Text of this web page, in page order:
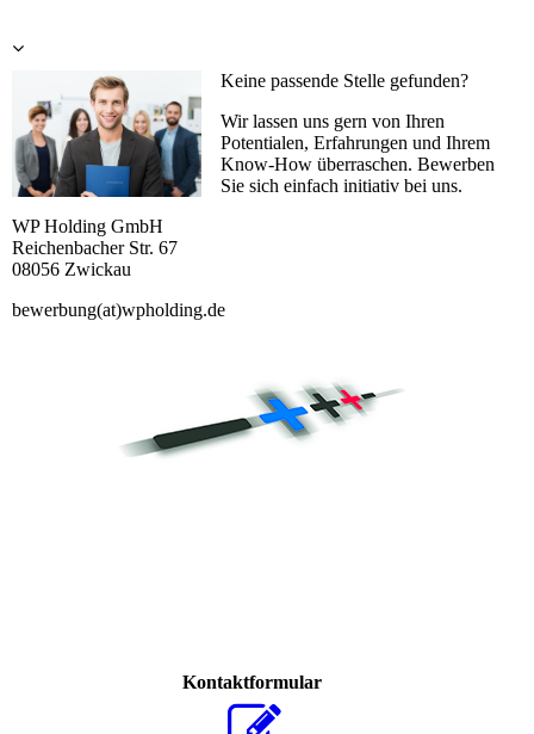
Keine passende Stelle gefunden?
Wir lassen uns gern von Ihren
Potentialen, Erfahrungen und Ihrem
Know-How überraschen. Bewerben
Sie sich einfach initiativ bei uns.
WP Holding GmbH
Reichenbacher Str. 67
08056 Zwickau
bewerbung(at)wpholding.de
Kontaktformular